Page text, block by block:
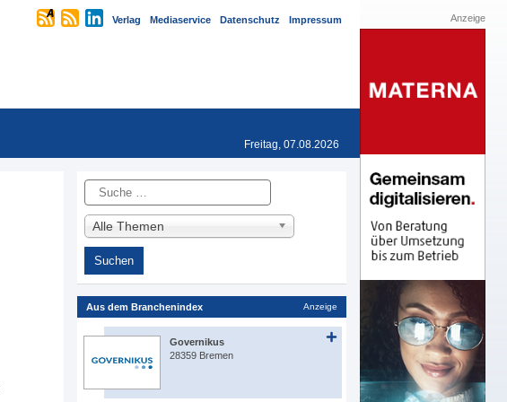
Verlag Mediaservice Datenschutz Impressum
Freitag, 07.08.2026
Suche
Alle Themen
Aus dem Branchenindex Anzeige
Governikus
28359 Bremen
Anzeige